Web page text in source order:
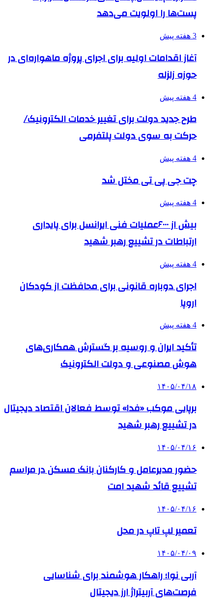
پست‌ها را اولویت می‌دهد
3 هفته پیش
آغاز اقدامات اولیه برای اجرای پروژه ماهواره‌ای در
حوزه زلزله
4 هفته پیش
طرح جدید دولت برای تغییر خدمات الکترونیک/
حرکت به سوی دولت پلتفرمی
4 هفته پیش
چت جی پی تی مختل شد
4 هفته پیش
بیش از ۶۰۰۰عملیات فنی ایرانسل برای پایداری
ارتباطات در تشییع رهبر شهید
4 هفته پیش
اجرای دوباره قانونی برای محافظت از کودکان
اروپا
4 هفته پیش
تأکید ایران و روسیه بر گسترش همکاری‌های
هوش مصنوعی و دولت الکترونیک
۱۴۰۵/۰۴/۱۸
برپایی موکب «فدا» توسط فعالان اقتصاد دیجیتال
در تشییع رهبر شهید
۱۴۰۵/۰۴/۱۶
حضور مدیرعامل و کارکنان بانک مسکن در مراسم
تشییع قائد شهید امت
۱۴۰۵/۰۴/۱۶
تعمیر لپ تاپ در محل
۱۴۰۵/۰۴/۰۹
آربی نوا؛ راهکار هوشمند برای شناسایی
فرصت‌های آربیتراژ ارز دیجیتال